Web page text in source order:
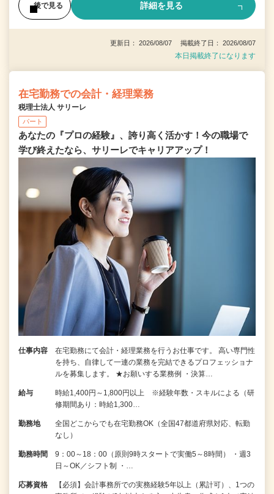
後で見る 詳細を見る
更新日： 2026/08/07 掲載終了日： 2026/08/07
本日掲載終了になります
在宅勤務での会計・経理業務
税理士法人 サリーレ
パート
あなたの『プロの経験』、誇り高く活かす！今の職場で
学び終えたなら、サリーレでキャリアアップ！
仕事内容
在宅勤務にて会計・経理業務を行うお仕事です。 高い専門性
を持ち、自律して一連の業務を完結できるプロフェッショナ
ルを募集します。 ★お願いする業務例 ・決算…
給与
時給1,400円～1,800円以上 ※経験年数・スキルによる（研
修期間あり：時給1,300…
勤務地
全国どこからでも在宅勤務OK（全国47都道府県対応、転勤
なし）
勤務時間
9：00～18：00（原則9時スタートで実働5～8時間） ・週3
日～OK／シフト制 ・…
応募資格
【必須】会計事務所での実務経験5年以上（累計可）、1つの